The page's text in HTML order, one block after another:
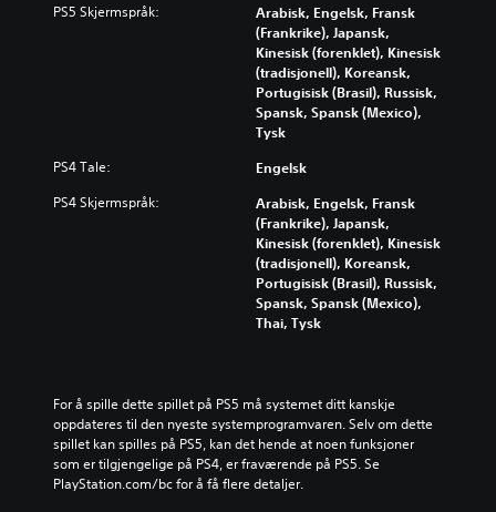
PS5 Skjermspråk:
Arabisk, Engelsk, Fransk
(Frankrike), Japansk,
Kinesisk (forenklet), Kinesisk
(tradisjonell), Koreansk,
Portugisisk (Brasil), Russisk,
Spansk, Spansk (Mexico),
Tysk
PS4 Tale: Engelsk
PS4 Skjermspråk:
Arabisk, Engelsk, Fransk
(Frankrike), Japansk,
Kinesisk (forenklet), Kinesisk
(tradisjonell), Koreansk,
Portugisisk (Brasil), Russisk,
Spansk, Spansk (Mexico),
Thai, Tysk
For å spille dette spillet på PS5 må systemet ditt kanskje
oppdateres til den nyeste systemprogramvaren. Selv om dette
spillet kan spilles på PS5, kan det hende at noen funksjoner
som er tilgjengelige på PS4, er fraværende på PS5. Se
PlayStation.com/bc for å få flere detaljer.